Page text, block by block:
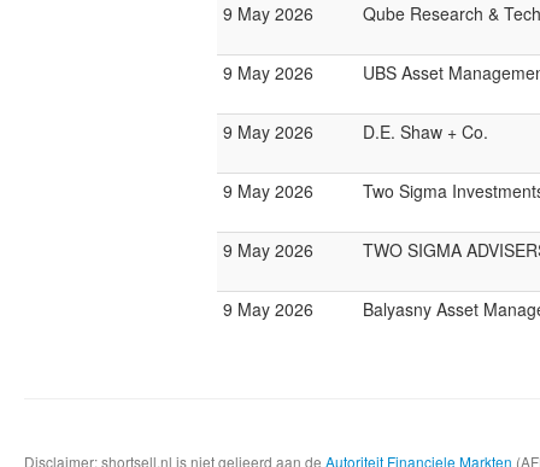
9 May 2026 Qube Research &
9 May 2026 UBS Asset
9 May 2026 D.E. Shaw + Co.
9 May 2026 Two Sigma
9 May 2026 TWO SIGMA
9 May 2026 Balyasny Asset
Disclaimer: shortsell.nl is niet gelieerd aan de Autoriteit Financiele Markten